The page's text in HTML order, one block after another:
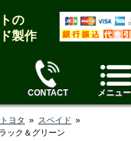
の
製作
CONTACT メニュー
トヨタ » スペイド »
ック＆グリーン